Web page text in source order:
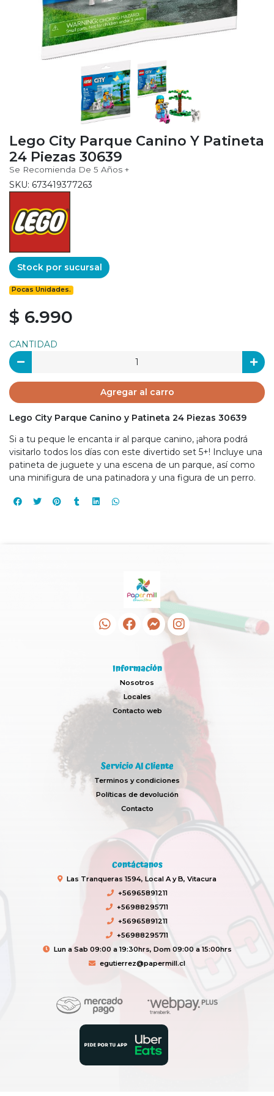
Lego City Parque Canino Y Patineta
24 Piezas 30639
Se Recomienda De 5 Años +
SKU: 673419377263
Stock por sucursal
Pocas Unidades.
$ 6.990
CANTIDAD
Agregar al carro
Lego City Parque Canino y Patineta 24 Piezas 30639
Si a tu peque le encanta ir al parque canino, ¡ahora podrá
visitarlo todos los días con este divertido set 5+! Incluye una
patineta de juguete y una escena de un parque, así como
una minifigura de una patinadora y una figura de un perro.
Información
Nosotros
Locales
Contacto web
Servicio Al Cliente
Terminos y condiciones
Políticas de devolución
Contacto
Contáctanos
Las Tranqueras 1594, Local A y B, Vitacura
+56965891211
+56988295711
+56965891211
+56988295711
Lun a Sab 09:00 a 19:30hrs, Dom 09:00 a 15:00hrs
egutierrez@papermill.cl